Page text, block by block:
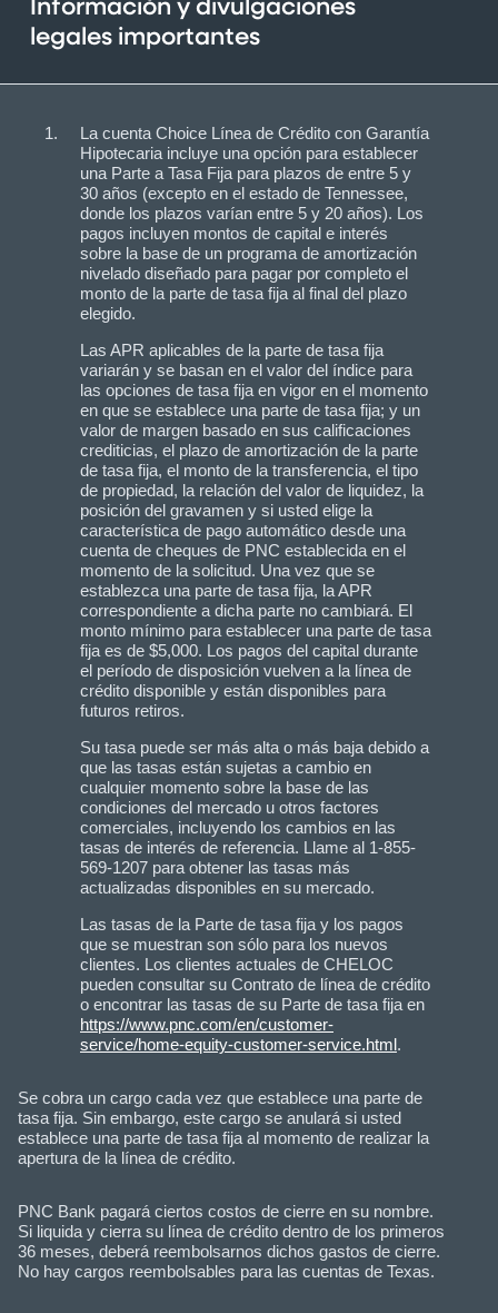
Información y divulgaciones
legales importantes
La cuenta Choice Línea de Crédito con Garantía
Hipotecaria incluye una opción para establecer
una Parte a Tasa Fija para plazos de entre 5 y
30 años (excepto en el estado de Tennessee,
donde los plazos varían entre 5 y 20 años). Los
pagos incluyen montos de capital e interés
sobre la base de un programa de amortización
nivelado diseñado para pagar por completo el
monto de la parte de tasa fija al final del plazo
elegido.
Las APR aplicables de la parte de tasa fija
variarán y se basan en el valor del índice para
las opciones de tasa fija en vigor en el momento
en que se establece una parte de tasa fija; y un
valor de margen basado en sus calificaciones
crediticias, el plazo de amortización de la parte
de tasa fija, el monto de la transferencia, el tipo
de propiedad, la relación del valor de liquidez, la
posición del gravamen y si usted elige la
característica de pago automático desde una
cuenta de cheques de PNC establecida en el
momento de la solicitud. Una vez que se
establezca una parte de tasa fija, la APR
correspondiente a dicha parte no cambiará. El
monto mínimo para establecer una parte de tasa
fija es de $5,000. Los pagos del capital durante
el período de disposición vuelven a la línea de
crédito disponible y están disponibles para
futuros retiros.
Su tasa puede ser más alta o más baja debido a
que las tasas están sujetas a cambio en
cualquier momento sobre la base de las
condiciones del mercado u otros factores
comerciales, incluyendo los cambios en las
tasas de interés de referencia. Llame al 1-855-
569-1207 para obtener las tasas más
actualizadas disponibles en su mercado.
Las tasas de la Parte de tasa fija y los pagos
que se muestran son sólo para los nuevos
clientes. Los clientes actuales de CHELOC
pueden consultar su Contrato de línea de crédito
o encontrar las tasas de su Parte de tasa fija en
https://www.pnc.com/en/customer-
service/home-equity-customer-service.html.
Se cobra un cargo cada vez que establece una parte de
tasa fija. Sin embargo, este cargo se anulará si usted
establece una parte de tasa fija al momento de realizar la
apertura de la línea de crédito.
PNC Bank pagará ciertos costos de cierre en su nombre.
Si liquida y cierra su línea de crédito dentro de los primeros
36 meses, deberá reembolsarnos dichos gastos de cierre.
No hay cargos reembolsables para las cuentas de Texas.